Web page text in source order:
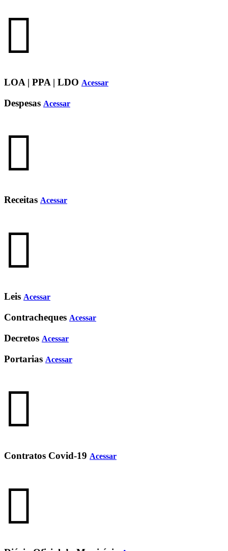
LOA | PPA | LDO Acessar
Despesas Acessar
Receitas Acessar
Leis Acessar
Contracheques Acessar
Decretos Acessar
Portarias Acessar
Contratos Covid-19 Acessar